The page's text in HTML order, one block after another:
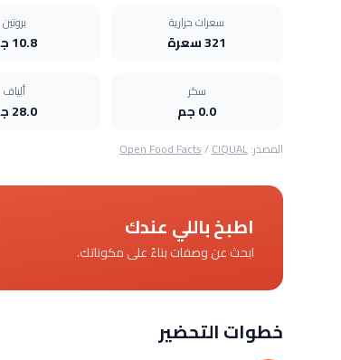
سعرات حرارية
321 سعرة
بروتين
10.8 جم
سكر
0.0 جم
ألياف
28.0 جم
المصدر: Open Food Facts/CIQUAL
اطبخ باللي عندك
ابحث عن وصفات بناءً على مكوناتك.
خطوات التحضير